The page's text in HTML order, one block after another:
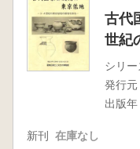
古代
世紀
シリー
発行元
出版年
新刊 在庫なし